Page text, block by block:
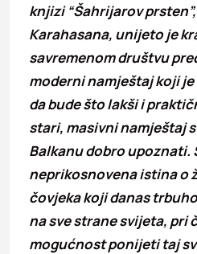
knjizi “Šahrijarov
Karahasana, unijeto je
savremenom društvu
moderni namještaj koji
da bude što lakši i
stari, masivni namještaj
Balkanu dobro upoznati.
neprikosnovena istina o
čovjeka koji danas
na sve strane svijeta, pri
mogućnost ponijeti taj